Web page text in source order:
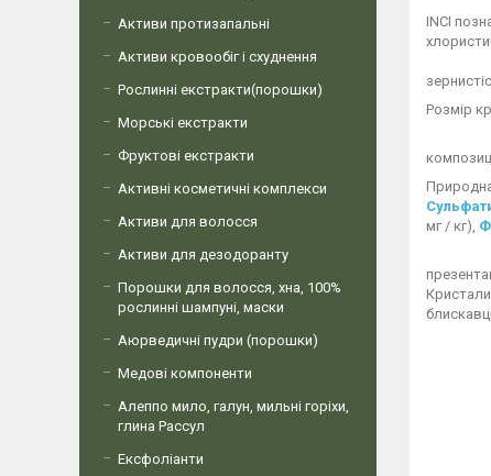
INCI
Розмір
Природна
мг / кг),
Кристали
Активи протизапальні
Активи кровообіг і схуднення
Рослинні екстракти(порошки)
Морські екстракти
Фруктові екстракти
Активні косметичні комплекси
Активи для волосся
Активи для дезодоранту
Порошки для волосся, хна, 100%
рослинні шампуні, маски
Аюрведичні пудри (порошки)
Медові компоненти
Алеппо мило, галун, мильні горіхи,
глина Рассул
Ексфоліанти